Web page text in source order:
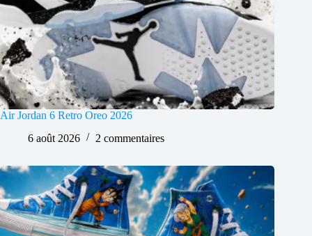
Air Jordan 6 Retro Oreo 2026
6 août 2026
2 commentaires